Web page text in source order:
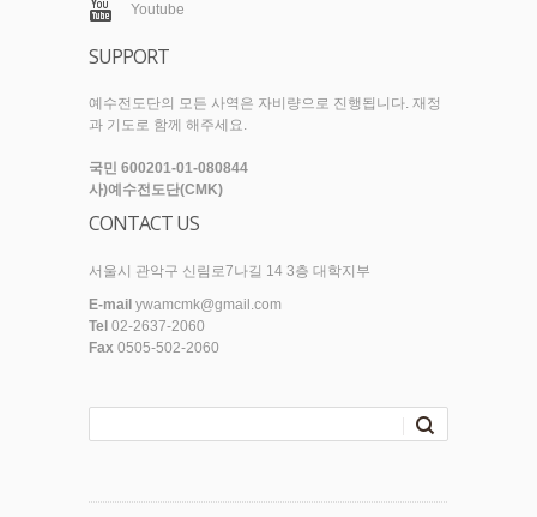
Youtube
SUPPORT
예수전도단의 모든 사역은 자비량으로 진행됩니다. 재정
과 기도로 함께 해주세요.
국민 600201-01-080844
사)예수전도단(CMK)
CONTACT US
서울시 관악구 신림로7나길 14 3층 대학지부
E-mail ywamcmk@gmail.com
Tel 02-2637-2060
Fax 0505-502-2060